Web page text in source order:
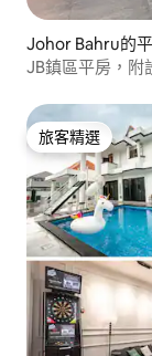
Johor Bahru的
JB鎮區平房，附
旅客精選
旅客精選